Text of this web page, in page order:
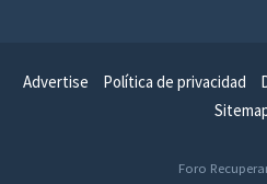
Advertise Política de privacidad
Foro